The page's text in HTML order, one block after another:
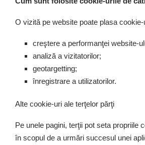
O vizită pe website poate plasa
creştere a performanţei website-
analiză a vizitatorilor;
geotargetting;
înregistrare a utilizatorilor.
Alte cookie-uri ale terţelor părţi
Pe unele pagini, terţii pot seta propriile
în scopul de a urmări succesul unei